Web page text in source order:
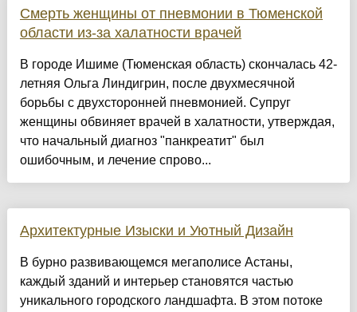
Смерть женщины от пневмонии в Тюменской
области из-за халатности врачей
В городе Ишиме (Тюменская область) скончалась 42-
летняя Ольга Линдигрин, после двухмесячной
борьбы с двухсторонней пневмонией. Супруг
женщины обвиняет врачей в халатности, утверждая,
что начальный диагноз "панкреатит" был
ошибочным, и лечение спрово...
Архитектурные Изыски и Уютный Дизайн
​В бурно развивающемся мегаполисе Астаны,
каждый зданий и интерьер становятся частью
уникального городского ландшафта. В этом потоке